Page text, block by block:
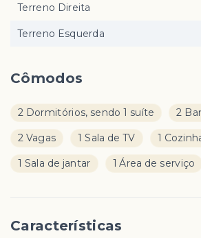
Cômodos
2 Dormitórios, sendo 1 suíte 2
2 Vagas 1 Sala de TV 1
1 Sala de jantar 1 Área de serviço
Características
Terreno Direita
Terreno Esquerda